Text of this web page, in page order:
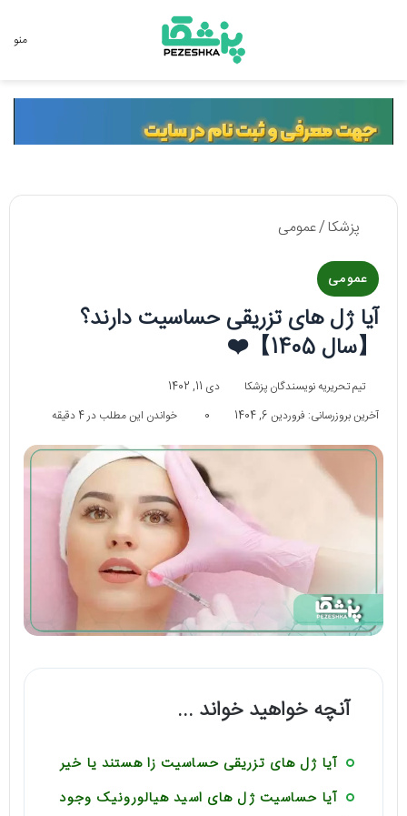
منو
پزشکا/عمومی
عمومی
آیا ژل های تزریقی حساسیت دارند؟
【سال 1405】❤️
تیم تحریریه نویسندگان پزشکا
دی 11, 1402
آخرین بروزرسانی: فروردین 6, 1404
0 خواندن این مطلب در 4 دقیقه
آنچه خواهید خواند ...
آیا ژل های تزریقی حساسیت زا هستند یا خیر
آیا حساسیت ژل های اسید هیالورونیک وجود